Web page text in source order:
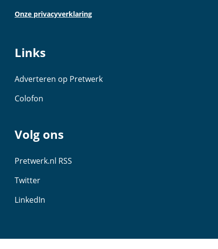
Onze privacyverklaring
Links
Adverteren op Pretwerk
Colofon
Volg ons
Pretwerk.nl RSS
Twitter
LinkedIn